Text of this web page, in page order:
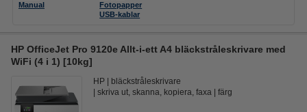
Manual
Fotopapper
USB-kablar
HP OfficeJet Pro 9120e Allt-i-ett A4 bläckstråleskrivare med
WiFi (4 i 1) [10kg]
HP
bläckstråleskrivare
skriva ut, skanna, kopiera, faxa
färg